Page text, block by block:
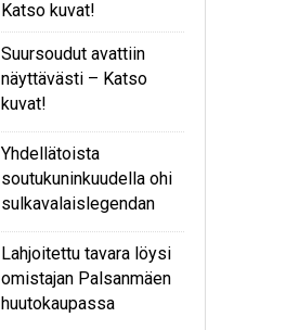
Katso kuvat!
Suursoudut avattiin
näyttävästi – Katso
kuvat!
Yhdellätoista
soutukuninkuudella ohi
sulkavalaislegendan
Lahjoitettu tavara löysi
omistajan Palsanmäen
huutokaupassa